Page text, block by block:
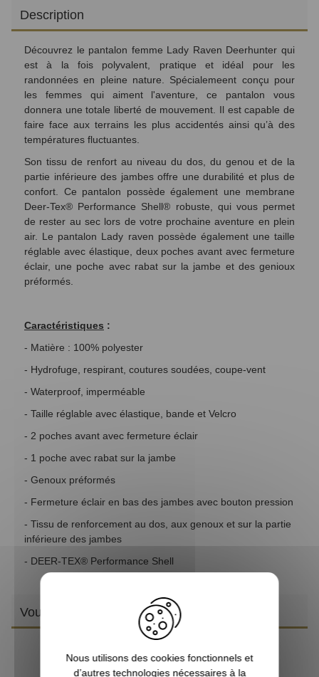
Description
Découvrez le pantalon femme Lady Raven Deerhunter qui
est à la fois polyvalent, pratique et idéal pour les
randonnées en pleine nature. Spécialemeent conçu pour
les femmes qui aiment l'aventure, ce pantalon vous
donnera une totale liberté de mouvement. Il est capable de
faire face aux terrains les plus accidentés ainsi qu’à des
températures fluctuantes.
Son tissu de renfort au niveau du dos, du genou et de la
partie inférieure des jambes offre une durabilité et plus de
confort. Ce pantalon possède également une membrane
Deer-Tex® Performance Shell® robuste, qui vous permet
de rester au sec lors de votre prochaine aventure en plein
air. Le pantalon Lady raven possède également une taille
réglable avec élastique, deux poches avant avec fermeture
éclair, une poche avec rabat sur la jambe et des genioux
préformés.
Caractéristiques :
- Matière : 100% polyester
- Hydrofuge, respirant, coutures soudées, coupe-vent
- Waterproof, imperméable
- Taille réglable avec élastique, bande et Velcro
- 2 poches avant avec fermeture éclair
- 1 poche avec rabat sur la jambe
- Genoux préformés
- Fermeture éclair en bas des jambes avec bouton pression
- Tissu de renforcement au dos, aux genoux et sur la partie
inférieure des jambes
- DEER-TEX® Performance Shell
Vous aimerez aussi
Nous utilisons des cookies fonctionnels et
d’autres technologies nécessaires à la